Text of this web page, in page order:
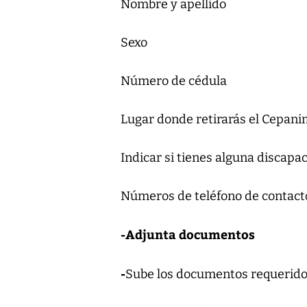
Nombre y apellido
Sexo
Número de cédula
Lugar donde retirarás el
Indicar si tienes alguna
Números de teléfono de
-Adjunta documentos
-Sube los documentos